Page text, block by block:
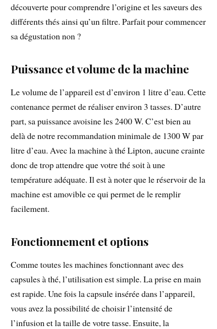
découverte pour comprendre l’origine et les saveurs des
différents thés ainsi qu’un filtre. Parfait pour commencer
sa dégustation non ?
Puissance et volume de la machine
Le volume de l’appareil est d’environ 1 litre d’eau. Cette
contenance permet de réaliser environ 3 tasses. D’autre
part, sa puissance avoisine les 2400 W. C’est bien au
delà de notre recommandation minimale de 1300 W par
litre d’eau. Avec la machine à thé Lipton, aucune crainte
donc de trop attendre que votre thé soit à une
température adéquate. Il est à noter que le réservoir de la
machine est amovible ce qui permet de le remplir
facilement.
Fonctionnement et options
Comme toutes les machines fonctionnant avec des
capsules à thé, l’utilisation est simple. La prise en main
est rapide. Une fois la capsule insérée dans l’appareil,
vous avez la possibilité de choisir l’intensité de
l’infusion et la taille de votre tasse. Ensuite, la